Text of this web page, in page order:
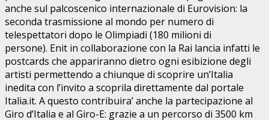
anche sul palcoscenico internazionale di Eurovision: la
seconda trasmissione al mondo per numero di
telespettatori dopo le Olimpiadi (180 milioni di
persone). Enit in collaborazione con la Rai lancia infatti le
postcards che appariranno dietro ogni esibizione degli
artisti permettendo a chiunque di scoprire un’Italia
inedita con l’invito a scoprila direttamente dal portale
Italia.it. A questo contribuira’ anche la partecipazione al
Giro d’Italia e al Giro-E: grazie a un percorso di 3500 km